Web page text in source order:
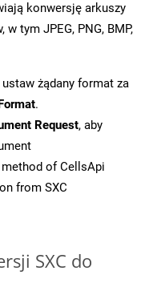
konwersję arkuszy
tym JPEG, PNG, BMP,
ustaw żądany format za
.
Request, aby
method of CellsApi
from SXC
SXC do